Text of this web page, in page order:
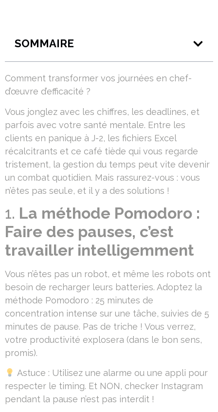
Comment transformer vos journées en chef-
d’œuvre d’efficacité ?
Vous jonglez avec les chiffres, les deadlines, et
parfois avec votre santé mentale. Entre les
clients en panique à J-2, les fichiers Excel
récalcitrants et ce café tiède qui vous regarde
tristement, la gestion du temps peut vite devenir
un combat quotidien. Mais rassurez-vous : vous
n’êtes pas seul.e, et il y a des solutions !
1. La méthode Pomodoro :
Faire des pauses, c’est
travailler intelligemment
Vous n’êtes pas un robot, et même les robots ont
besoin de recharger leurs batteries. Adoptez la
méthode Pomodoro : 25 minutes de
concentration intense sur une tâche, suivies de 5
minutes de pause. Pas de triche ! Vous verrez,
votre productivité explosera (dans le bon sens,
promis).
Astuce : Utilisez une alarme ou une appli pour
respecter le timing. Et NON, checker Instagram
pendant la pause n’est pas interdit !
SOMMAIRE